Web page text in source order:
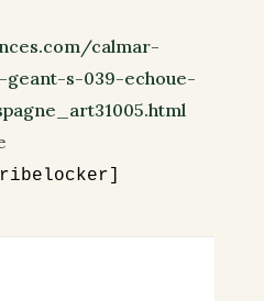
calmar-
s-039-echoue-